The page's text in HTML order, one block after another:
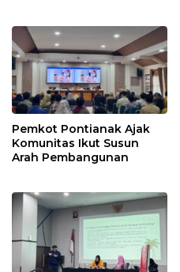
Pemkot Pontianak Ajak
Komunitas Ikut Susun
Arah Pembangunan